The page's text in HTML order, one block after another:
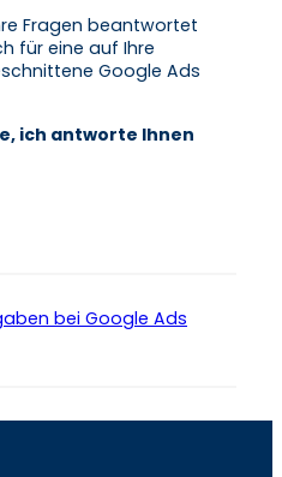
Fragen beantwortet
für eine auf Ihre
Google Ads
ich antworte Ihnen
bei Google Ads